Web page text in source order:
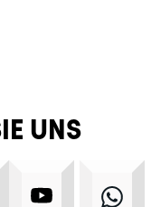
UNS
TIKTOK YOUTUBE